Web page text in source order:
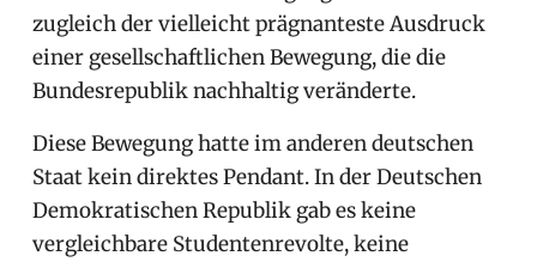
zugleich der vielleicht prägnanteste Ausdruck
einer gesellschaftlichen Bewegung, die die
Bundesrepublik nachhaltig veränderte.
Diese Bewegung hatte im anderen deutschen
Staat kein direktes Pendant. In der Deutschen
Demokratischen Republik gab es keine
vergleichbare Studentenrevolte, keine